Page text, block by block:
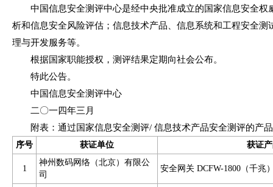
中国信息安全测评中心是经中央批准成立的国家信息安全权
析和信息安全风险评估；信息技术产品、信息系统和工程安全
理与开发服务等。
根据国家职能授权，测评结果定期向社会公布。
特此公告。
中国信息安全测评中心
二〇一四年三月
附表：通过国家信息安全测评/ 信息技术产品安全测评的产品
序号 获证单位 获证
1
神州数码网络（北京）有限公
司
安全网关 DCFW-1800（千兆